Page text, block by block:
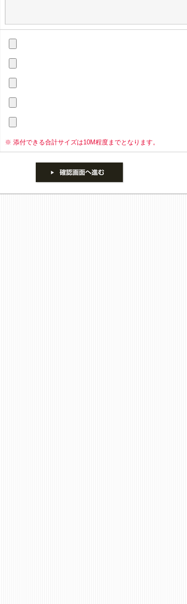
※ 添付できる合計サイズは10M程度までとなります。